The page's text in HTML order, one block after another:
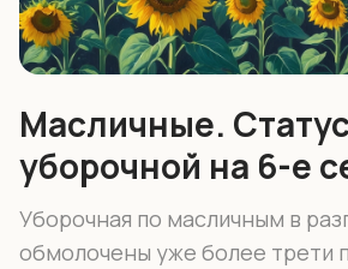
Масличные.
уборочной на 6-е
Уборочная по масличным в
обмолочены уже более трети